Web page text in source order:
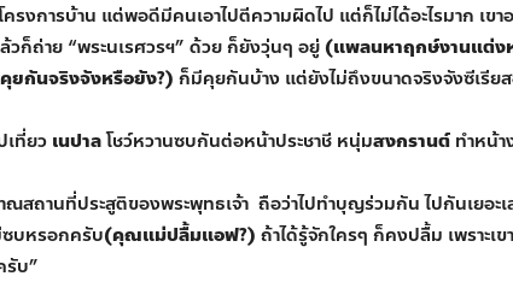
งการบ้าน แต่พอดีมีคนเอาไปตีความผิดไป แต่ก็ไม่ได้อะไรมาก เข
ล้วก็ถ่าย “พระนเรศวรฯ” ด้วย ก็ยังวุ่นๆ อยู่ (แพลนหาฤกษ์งานแต่ง
ยกันจริงจังหรือยัง?) ก็มีคุยกันบ้าง แต่ยังไม่ถึงขนาดจริงจังซีเรีย
เที่ยว เนปาลโชว์หวานซบกันต่อหน้าประชาชี หนุ่มสงกรานต์ ทำหน้
สถานที่ประสูติของพระพุทธเจ้า ถือว่าไปทำบุญร่วมกัน ไปกันเยอะ
บหรอกครับ(คุณแม่ปลื้มแอฟ?) ถ้าได้รู้จักใครๆ ก็คงปลื้ม เพราะเ
บ”